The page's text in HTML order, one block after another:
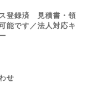
登録済 見積書・領
能です／法人対応キ
せ